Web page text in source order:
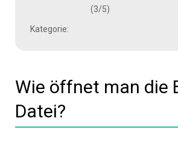
(3/5)
Kategorie:
Wie öffnet man die
Datei?